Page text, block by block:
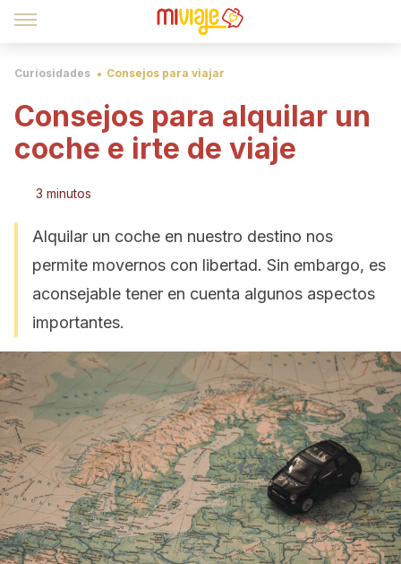
Curiosidades Consejos para viajar
Consejos para alquilar un
coche e irte de viaje
3 minutos
Alquilar un coche en nuestro destino nos
permite movernos con libertad. Sin embargo, es
aconsejable tener en cuenta algunos aspectos
importantes.